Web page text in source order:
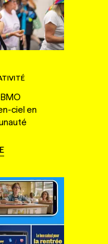
ciel en